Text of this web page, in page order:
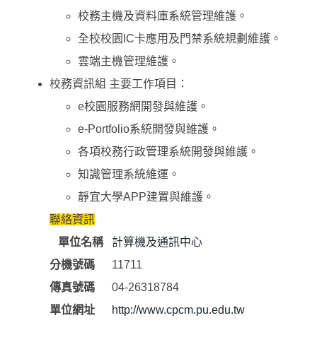
校務主機及資料庫系統管理維護。
全校校園IC卡應用及門禁系統規劃維護。
雲端主機管理維護。
校務資訊組 主要工作項目：
e校園服務網開發與維護。
e-Portfolio系統開發與維護。
各項校務行政管理系統開發與維護。
知識管理系統維運。
靜宜大學APP建置與維護。
聯絡資訊
單位名稱
計算機及通訊中心
分機號碼
11711
傳真號碼
04-26318784
單位網址
http://www.cpcm.pu.edu.tw